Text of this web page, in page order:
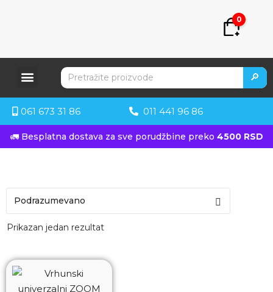
0
🔎
061 673 31 86 011 441 96 86
🚛 Besplatna dostava za sve porudžbine preko 4500 RSD
Prikazan jedan rezultat